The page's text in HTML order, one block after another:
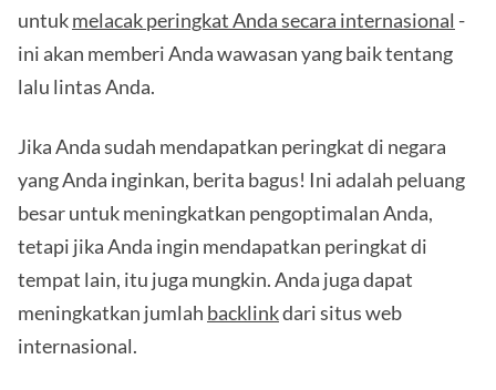
untukmelacak peringkat Anda secara internasional -
ini akan memberi Anda wawasan yang baik tentang
lalu lintas Anda.
Jika Anda sudah mendapatkan peringkat di negara
yang Anda inginkan, berita bagus! Ini adalah peluang
besar untuk meningkatkan pengoptimalan Anda,
tetapi jika Anda ingin mendapatkan peringkat di
tempat lain, itu juga mungkin. Anda juga dapat
meningkatkan jumlah backlinkdari situs web
internasional.